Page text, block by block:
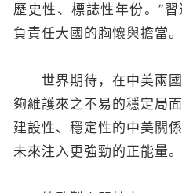
歷史性、標誌性年份。”
負責任大國的胸懷與擔當。
世界期待，在中美兩國
夠維護來之不易的穩定局
建設性、穩定性的中美關
未來注入更強勁的正能量。